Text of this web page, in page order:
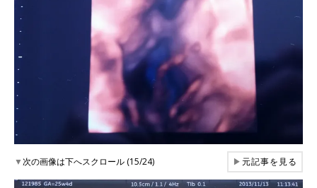
▼次の画像は下へスクロール (15/24) ▶元記事を見る